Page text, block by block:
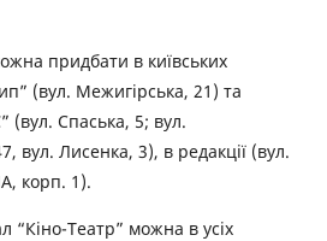
придбати в київських
(вул. Межигірська, 21) та
(вул. Спаська, 5; вул.
вул. Лисенка, 3), в редакції (вул.
корп. 1).
“Кіно-Театр” можна в усіх